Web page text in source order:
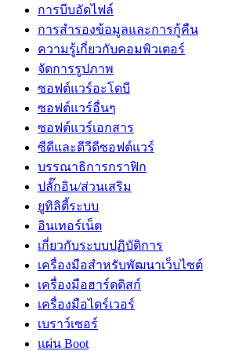
การบีบอัดไฟล์
การสำรองข้อมูลและการกู้คืน
ความรู้เกี่ยวกับคอมพิวเตอร์
จัดการรูปภาพ
ซอฟต์แวร์อะโดบี
ซอฟต์แวร์อื่นๆ
ซอฟต์แวร์เอกสาร
ซีดีและดีวีดีซอฟต์แวร์
บรรณาธิการกราฟิก
ปลั๊กอิน/ส่วนเสริม
ยูทิลิตี้ระบบ
อินเทอร์เน็ต
เกี่ยวกับระบบปฏิบัติการ
เครื่องมือสำหรับพัฒนาเว็บไซต์
เครื่องมือฮาร์ดดิสก์
เครื่องมือไดร์เวอร์
เบราว์เซอร์
แผ่น Boot